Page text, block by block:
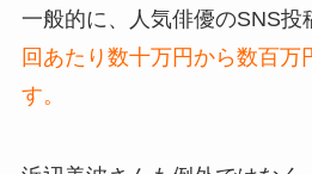
一般的に、人気俳優のSNS投
回あたり数十万円から数百万
す。